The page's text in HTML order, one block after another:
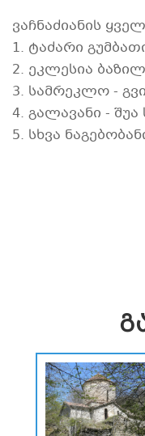
ვაჩნაძიანის
1. ტაძარი
2. ეკლესია
3. სამრეკლო -
4. გალავანი - შუა
5. სხვა